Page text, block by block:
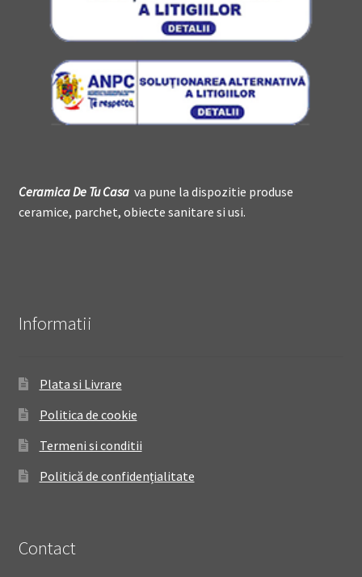
Ceramica DeTu Casava pune la dispozitie produse
ceramice, parchet, obiecte sanitare si usi.
Informatii
Plata si Livrare
Politica de cookie
Termeni si conditii
Politică de confidențialitate
Contact